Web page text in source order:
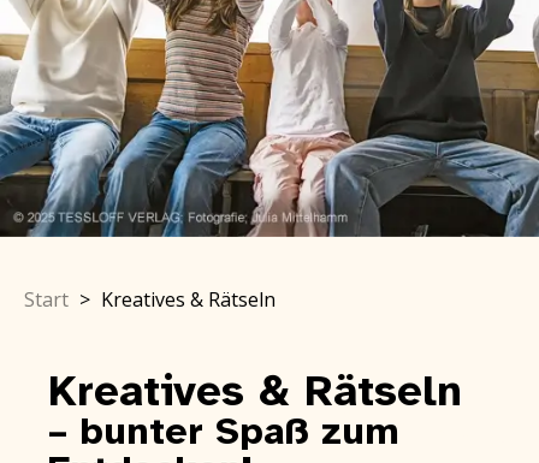
Start > Kreatives & Rätseln
Kreatives & Rätseln
– bunter Spaß zum